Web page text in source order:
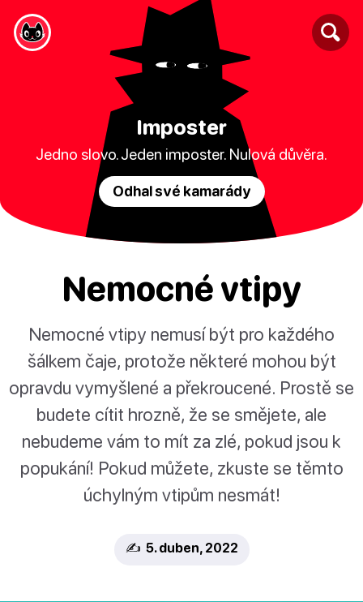
Imposter
Jedno slovo. Jeden imposter. Nulová důvěra.
Odhal své kamarády
Nemocné vtipy
Nemocné vtipy nemusí být pro každého
šálkem čaje, protože některé mohou být
opravdu vymyšlené a překroucené. Prostě se
budete cítit hrozně, že se smějete, ale
nebudeme vám to mít za zlé, pokud jsou k
popukání! Pokud můžete, zkuste se těmto
úchylným vtipům nesmát!
✍️ 5. duben, 2022